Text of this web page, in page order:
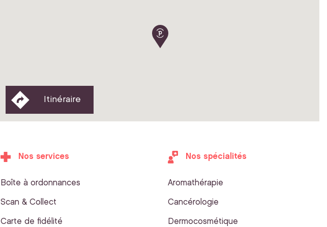
Itinéraire
Nos services
Boîte à ordonnances
Scan & Collect
Carte de fidélité
Nos spécialités
Aromathérapie
Cancérologie
Dermocosmétique